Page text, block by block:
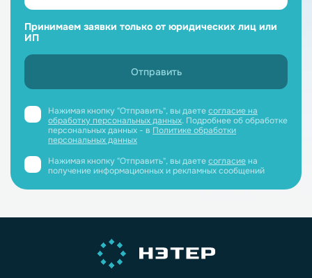
Принимаем заявки только от юридических лиц или
ИП
Нажимая кнопку "Отправить", вы даетесогласие на
обработку персональных данных. Подробнее об обработке
персональных данных - в Политике обработки
персональных данных
Нажимая кнопку "Отправить", вы даетесогласиена
получение информационных и рекламных сообщений